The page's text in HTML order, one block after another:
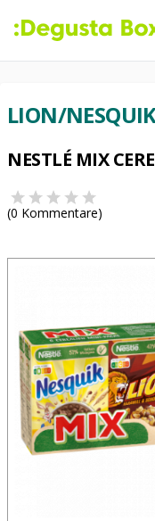
LION/
NESTLÉ MIX
(0 Kommentare)